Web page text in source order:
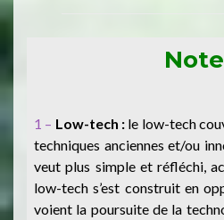
1 – Low-tech :le low-tech
techniques anciennes et/ou
veut plus simple et réfléchi,
low-tech s’est construit en
voient la poursuite de la